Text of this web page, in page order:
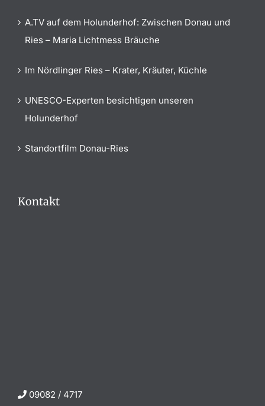
A.TV auf dem Holunderhof: Zwischen Donau und
Ries – Maria Lichtmess Bräuche
Im Nördlinger Ries – Krater, Kräuter, Küchle
UNESCO-Experten besichtigen unseren
Holunderhof
Standortfilm Donau-Ries
Kontakt
09082 / 4717